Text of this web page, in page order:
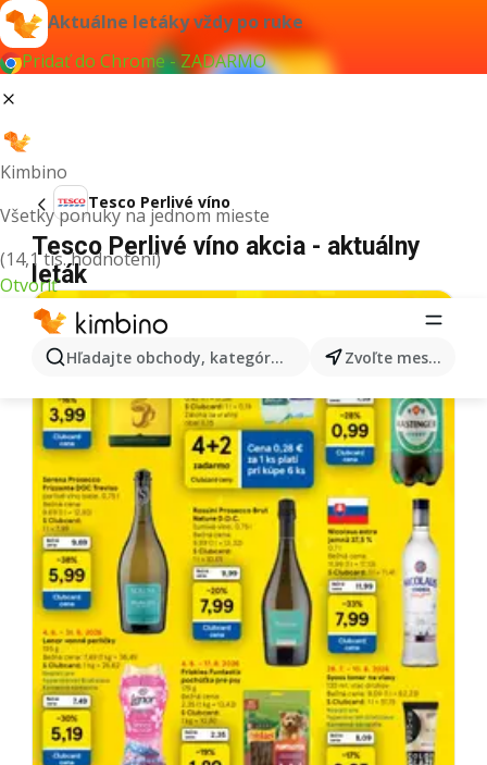
Aktuálne letáky vždy po ruke
Pridať do Chrome - ZADARMO
Kimbino
Všetky ponuky na jednom mieste
(14,1 tis. hodnotení)
Otvoriť
Hľadajte obchody, kategórie, produkty... Zvoľte mesto
Tesco Perlivé víno
Tesco Perlivé víno akcia - aktuálny
leták